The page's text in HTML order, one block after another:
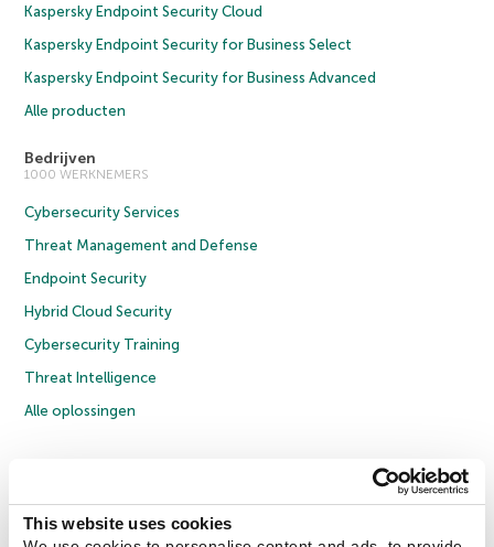
This website uses cookies
Kaspersky Endpoint Security Cloud
Kaspersky Endpoint Security for Business Select
Kaspersky Endpoint Security for Business Advanced
Alle producten
Bedrijven
1000 WERKNEMERS
Cybersecurity Services
Threat Management and Defense
Endpoint Security
Hybrid Cloud Security
Cybersecurity Training
Threat Intelligence
Alle oplossingen
Privacybeleid
Licentieovereenkomst B2B
Cookies